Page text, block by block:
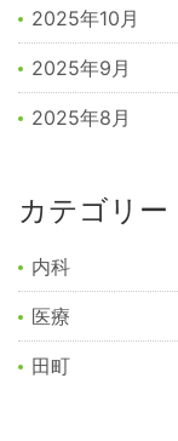
2025年10月
2025年9月
2025年8月
カテゴリー
内科
医療
田町